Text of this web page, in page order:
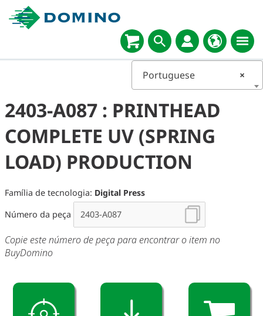
×
Portuguese
2403-A087 : PRINTHEAD
COMPLETE UV (SPRING
LOAD) PRODUCTION
Família de tecnologia: Digital Press
Número da peça
Copie este número de peça para encontrar o item no
BuyDomino